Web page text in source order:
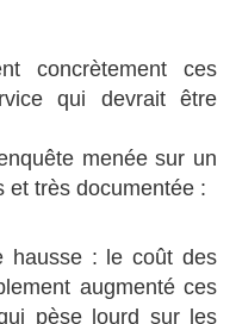
concrètement ces
qui devrait être
menée sur un
et très documentée :
hausse : le coût des
augmenté ces
pèse lourd sur les